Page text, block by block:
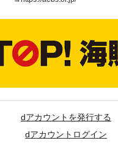
dアカウントを発行する
dアカウントログイン